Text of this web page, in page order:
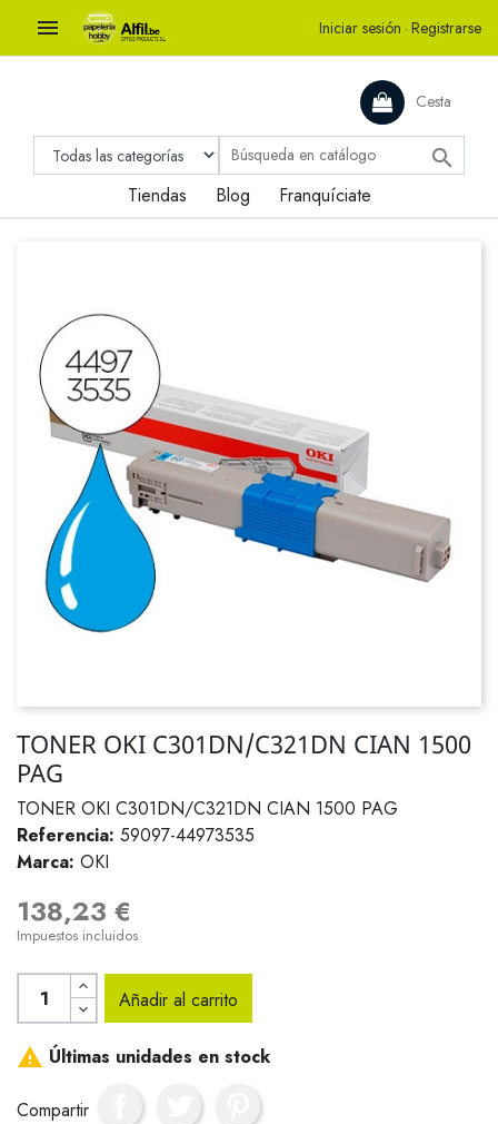
 Iniciar sesión · Registrarse
Cesta

Tiendas Blog Franquíciate
TONER OKI C301DN/C321DN CIAN 1500
PAG
TONER OKI C301DN/C321DN CIAN 1500 PAG
Referencia: 59097-44973535
Marca: OKI
138,23 €
Impuestos incluidos
Añadir al carrito
 Últimas unidades en stock
Compartir